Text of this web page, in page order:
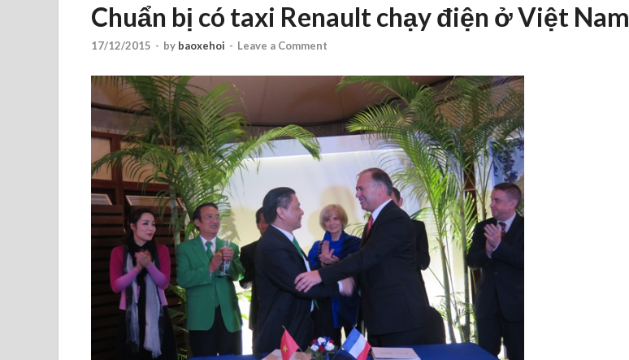
Chuẩn bị có taxi Renault chạy điện ở Việt Nam
17/12/2015 - by baoxehoi - Leave a Comment